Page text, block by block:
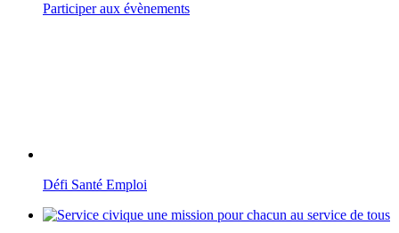
Participer aux évènements
Défi Santé Emploi